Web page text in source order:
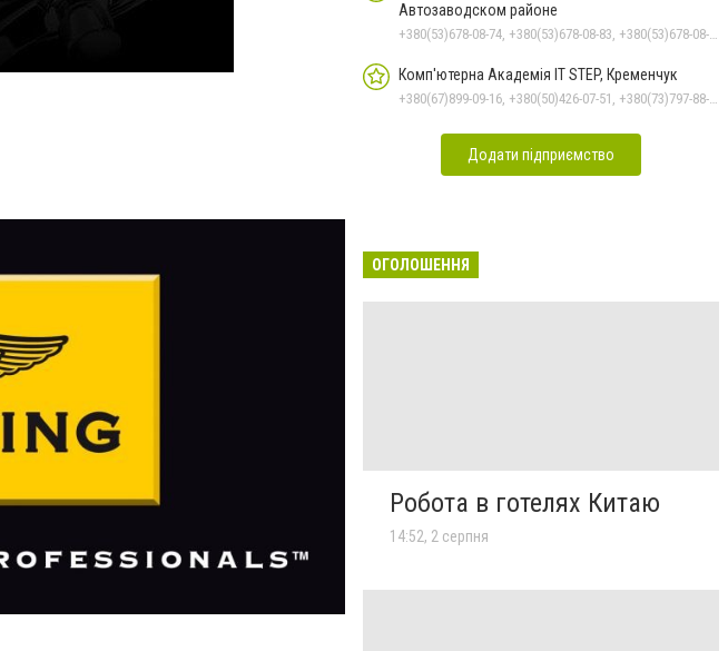
Автозаводском районе
+380(53)678-08-74, +380(53)678-08-83, +380(53)678-08-41, +380(53)678-08-86, +380(53)678-09-05
Комп'ютерна Академія IT STEP, Кременчук
+380(67)899-09-16, +380(50)426-07-51, +380(73)797-88-17
Додати підприємство
ОГОЛОШЕННЯ
Робота в готелях Китаю
14:52, 2 серпня